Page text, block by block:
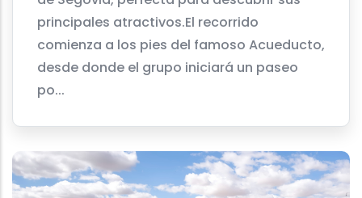
principales atractivos.El recorrido
comienza a los pies del famoso Acueducto,
desde donde el grupo iniciará un paseo
po...